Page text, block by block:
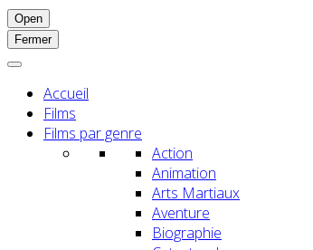
Open
Fermer
Accueil
Films
Films par genre
Action
Animation
Arts Martiaux
Aventure
Biographie